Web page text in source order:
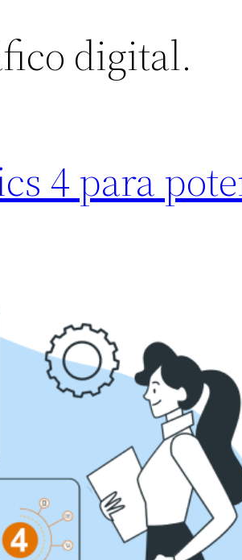
digital.
4 para